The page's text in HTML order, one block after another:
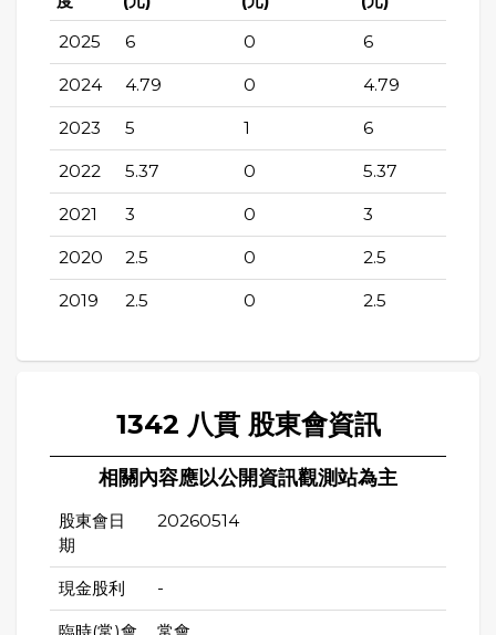
2025 6 0 6
2024 4.79 0 4.79
2023 5 1 6
2022 5.37 0 5.37
2021 3 0 3
2020 2.5 0 2.5
2019 2.5 0 2.5
1342 八貫 股東會資訊
相關內容應以公開資訊觀測站為主
股東會日
期
20260514
現金股利 -